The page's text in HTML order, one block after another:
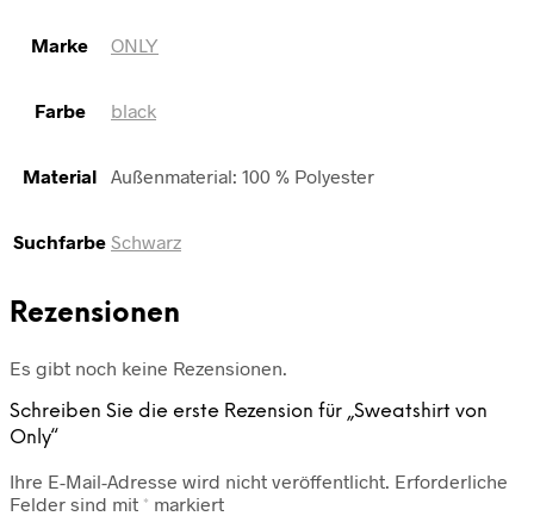
Marke ONLY
Farbe black
Material Außenmaterial: 100 % Polyester
Suchfarbe Schwarz
Rezensionen
Es gibt noch keine Rezensionen.
Schreiben Sie die erste Rezension für „Sweatshirt von
Only“
Ihre E-Mail-Adresse wird nicht veröffentlicht. Erforderliche
Felder sind mit * markiert